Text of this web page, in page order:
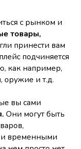
с рынком и
товары,
принести вам
подчиняется
как например,
оружие и т.д.
вы сами
Они могут быть
и временными